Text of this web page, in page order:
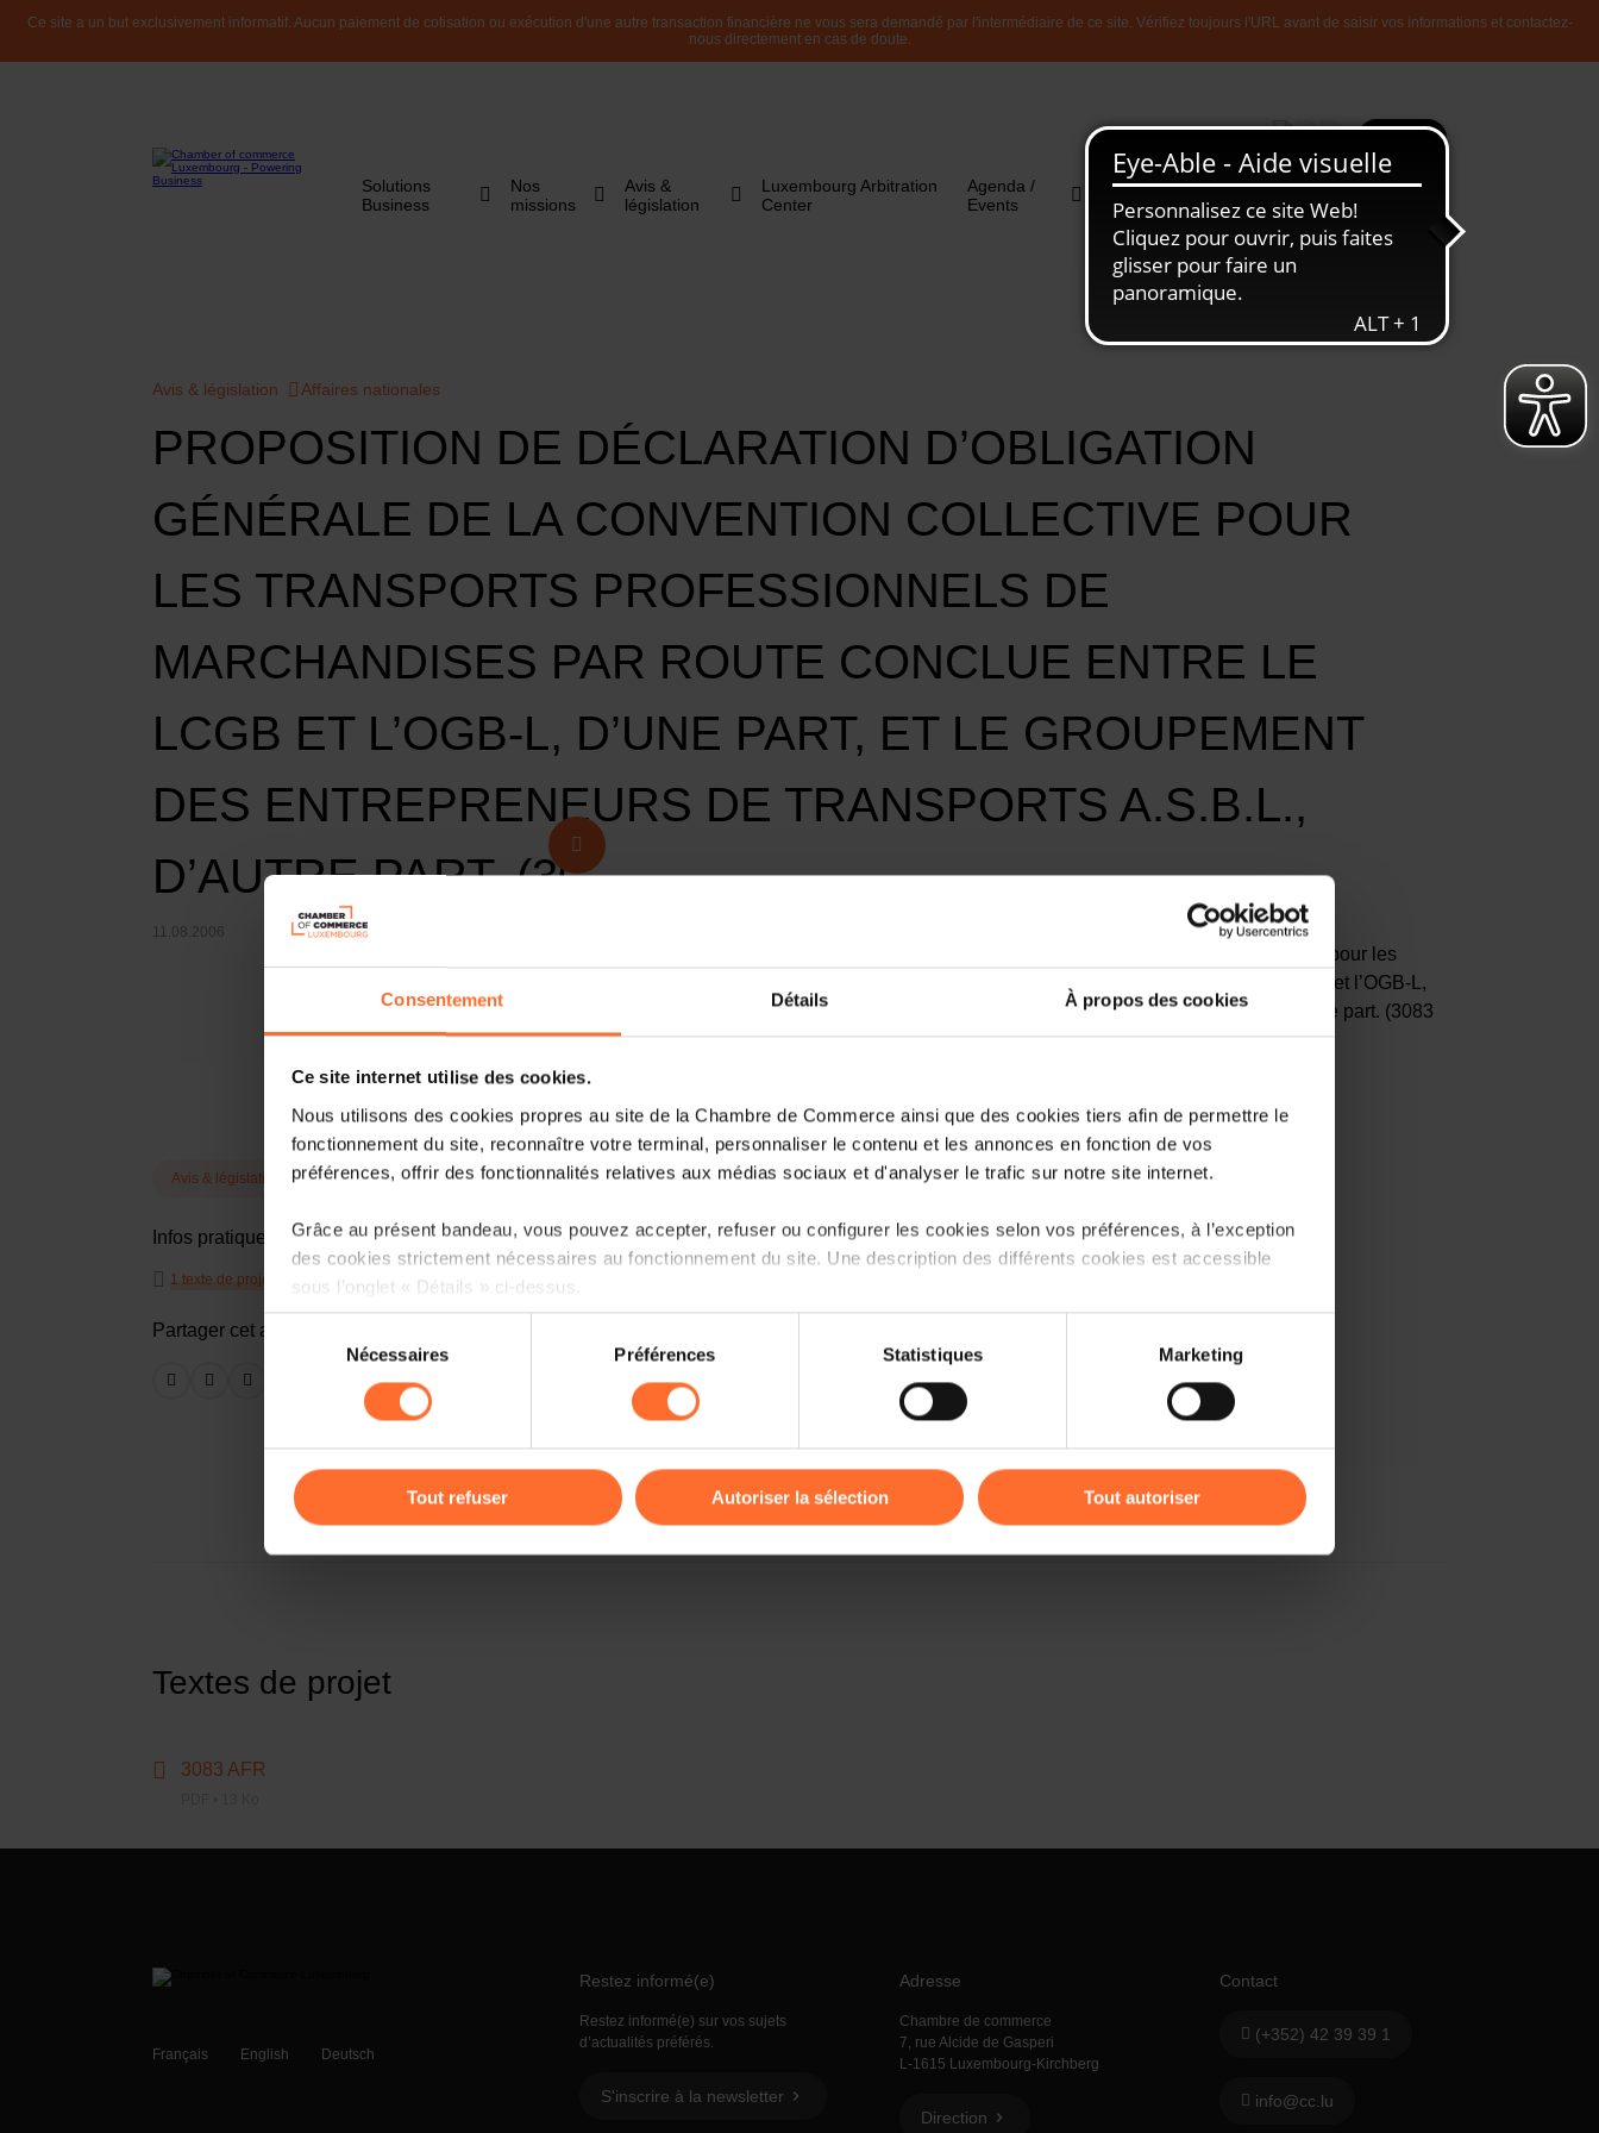
Consentement Détails À propos des cookies
Ce site internet utilise des cookies.
Nous utilisons des cookies propres au site de la Chambre de Commerce ainsi que des cookies tiers afin de permettre le
fonctionnement du site, reconnaître votre terminal, personnaliser le contenu et les annonces en fonction de vos
préférences, offrir des fonctionnalités relatives aux médias sociaux et d'analyser le trafic sur notre site internet.
Grâce au présent bandeau, vous pouvez accepter, refuser ou configurer les cookies selon vos préférences, à l’exception
des cookies strictement nécessaires au fonctionnement du site. Une description des différents cookies est accessible
sous l’onglet « Détails » ci-dessus.
Il est précisé que la navigation sur le site et certaines fonctionnalités (ex : lecture de vidéos, partage sur les réseaux
sociaux, sauvegarde des préférences de lecture vidéo, personnalisation de l’affichage du site) peuvent être affectées en
cas de refus de tous les cookies ou des cookies non nécessaires.
gauche de chaque page.
Sélection
consentement
Nécessaires Préférences Statistiques Marketing
Tout refuser Autoriser la sélection Tout autoriser
Ce site a un but exclusivement informatif. Aucun paiement de cotisation ou exécution d'une autre transaction financière ne vous sera demandé par l'intermédiaire de ce site. Vérifiez toujours l'URL avant de saisir vos informations et contactez-
nous directement en cas de doute.
Solutions
Business
Nos
missions
Avis &
législation
Luxembourg Arbitration
Center
Agenda /
Events
Toute
l'information
L'Economie
Luxembourgeoise
Avis & législation Affaires nationales
PROPOSITION DE DÉCLARATION D’OBLIGATION
GÉNÉRALE DE LA CONVENTION COLLECTIVE POUR
LES TRANSPORTS PROFESSIONNELS DE
MARCHANDISES PAR ROUTE CONCLUE ENTRE LE
LCGB ET L’OGB-L, D’UNE PART, ET LE GROUPEMENT
DES ENTREPRENEURS DE TRANSPORTS A.S.B.L.,
D’AUTRE PART. (3083 AFR)
11.08.2006
Avis & législation
Infos pratiques
1 texte de projet
Partager cet article
Proposition de déclaration d’obligation générale de la convention collective pour les
transports professionnels de marchandises par route conclue entre le LCGB et l’OGB-L,
d’une part, et le Groupement des Entrepreneurs de Transports a.s.b.l., d’autre part. (3083
AFR)
Textes de projet
3083 AFR
Français English Deutsch
Restez informé(e)
Restez informé(e) sur vos sujets
d’actualités préférés.
S'inscrire à la newsletter
Adresse
Chambre de commerce
7, rue Alcide de Gasperi
L-1615 Luxembourg-Kirchberg
Direction
Contact
(+352) 42 39 39 1
info@cc.lu